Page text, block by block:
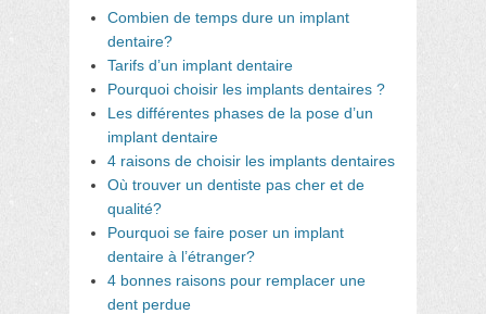
Combien de temps dure un implant
dentaire?
Tarifs d’un implant dentaire
Pourquoi choisir les implants dentaires ?
Les différentes phases de la pose d’un
implant dentaire
4 raisons de choisir les implants dentaires
Où trouver un dentiste pas cher et de
qualité?
Pourquoi se faire poser un implant
dentaire à l’étranger?
4 bonnes raisons pour remplacer une
dent perdue